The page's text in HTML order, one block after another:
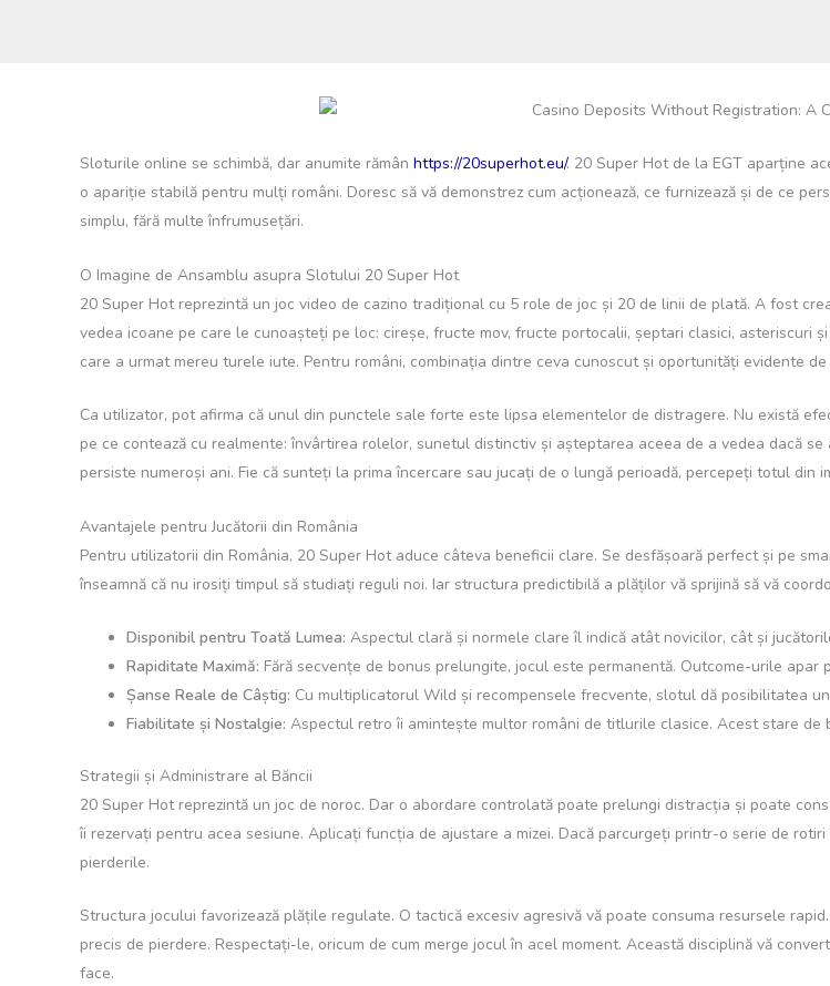
Sloturile online se schimbă, dar anumite rămân https://20superhot.eu/. 20 Super Hot de la EGT aparține
o apariție stabilă pentru mulți români. Doresc să vă demonstrez cum acționează, ce furnizează și de ce
simplu, fără multe înfrumusețări.
O Imagine de Ansamblu asupra Slotului 20 Super Hot
20 Super Hot reprezintă un joc video de cazino tradițional cu 5 role de joc și 20 de linii de plată. A fost
vedea icoane pe care le cunoașteți pe loc: cireșe, fructe mov, fructe portocalii, șeptari clasici, asteriscuri
care a urmat mereu turele iute. Pentru români, combinația dintre ceva cunoscut și oportunități evidente
Ca utilizator, pot afirma că unul din punctele sale forte este lipsa elementelor de distragere. Nu există
pe ce contează cu realmente: învârtirea rolelor, sunetul distinctiv și așteptarea aceea de a vedea dacă
persiste numeroși ani. Fie că sunteți la prima încercare sau jucați de o lungă perioadă, percepeți totul din
Avantajele pentru Jucătorii din România
Pentru utilizatorii din România, 20 Super Hot aduce câteva beneficii clare. Se desfășoară perfect și pe
înseamnă că nu irosiți timpul să studiați reguli noi. Iar structura predictibilă a plăților vă sprijină să vă
Disponibil pentru Toată Lumea: Aspectul clară și normele clare îl indică atât novicilor, cât și
Rapiditate Maximă: Fără secvențe de bonus prelungite, jocul este permanentă. Outcome-urile
Șanse Reale de Câștig: Cu multiplicatorul Wild și recompensele frecvente, slotul dă posibilitatea
Fiabilitate și Nostalgie: Aspectul retro îi amintește multor români de titlurile clasice. Acest stare
Strategii și Administrare al Băncii
20 Super Hot reprezintă un joc de noroc. Dar o abordare controlată poate prelungi distracția și poate
îi rezervați pentru acea sesiune. Aplicați funcția de ajustare a mizei. Dacă parcurgeți printr-o serie de
pierderile.
Structura jocului favorizează plățile regulate. O tactică excesiv agresivă vă poate consuma resursele
precis de pierdere. Respectați-le, oricum de cum merge jocul în acel moment. Această disciplină vă
face.